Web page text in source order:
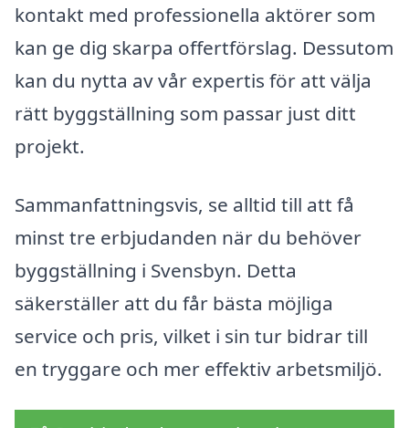
kontakt med professionella aktörer som
kan ge dig skarpa offertförslag. Dessutom
kan du nytta av vår expertis för att välja
rätt byggställning som passar just ditt
projekt.
Sammanfattningsvis, se alltid till att få
minst tre erbjudanden när du behöver
byggställning i Svensbyn. Detta
säkerställer att du får bästa möjliga
service och pris, vilket i sin tur bidrar till
en tryggare och mer effektiv arbetsmiljö.